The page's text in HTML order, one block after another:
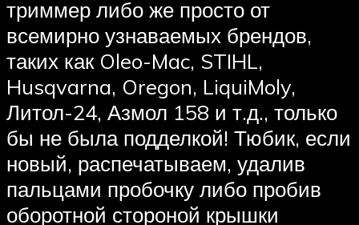
триммер либо же просто от
всемирно узнаваемых брендов,
таких как Oleo-Mac, STIHL,
Husqvarna, Oregon, LiquiMoly,
Литол-24, Азмол 158 и т.д., только
бы не была подделкой! Тюбик, если
новый, распечатываем, удалив
пальцами пробочку либо пробив
оборотной стороной крышки